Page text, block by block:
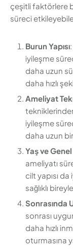
çeşitli faktörlere
süreci
Burun Yapısı
iyileşme
daha uzun
daha hızlı
Ameliyat
iyileşme
daha uzun
Yaş ve
ameliyatı
cilt yapısı
sağlıklı
Sonrasında
sonrası
daha hızlı
oturmasına